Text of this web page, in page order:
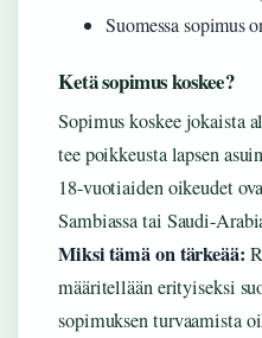
Suomessa sopimus
Ketä sopimus koskee?
Sopimus koskee jokaista
tee poikkeusta lapsen
18-vuotiaiden oikeudet
Sambiassa tai Saudi-
Miksi tämä on tärkeää:
määritellään erityiseksi
sopimuksen turvaamista